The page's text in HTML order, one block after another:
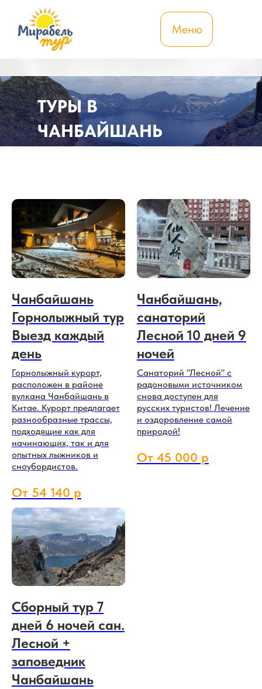
Меню
ТУРЫ В
ЧАНБАЙШАНЬ
Чанбайшань
Горнолыжный тур
Выезд каждый
день
Горнолыжный курорт,
расположен в районе
вулкана Чанбайшань в
Китае. Курорт предлагает
разнообразные трассы,
подходящие как для
начинающих, так и для
опытных лыжников и
сноубордистов.
От 54 140 р
Чанбайшань,
санаторий
Лесной 10 дней 9
ночей
Санаторий "Лесной" с
радоновыми источником
снова доступен для
русских туристов! Лечение
и оздоровление самой
природой!
От 45 000 р
Сборный тур 7
дней 6 ночей сан.
Лесной +
заповедник
Чанбайшань